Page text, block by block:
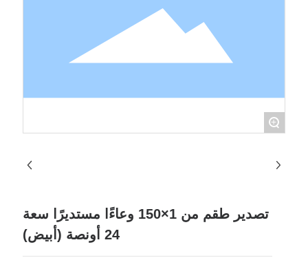
+
تصدير طقم من 1×150 وعاءًا مستديرًا سعة
24 أونصة (أبيض)